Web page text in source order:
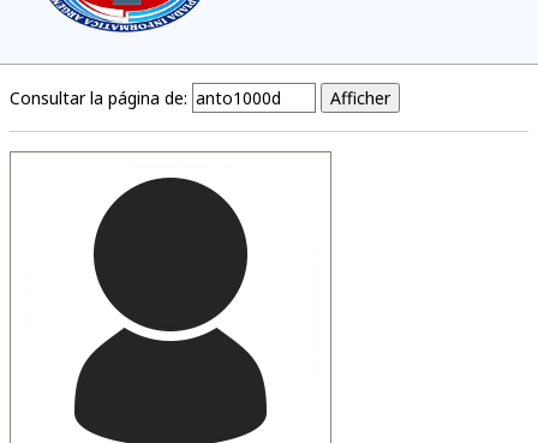
Consultar la página de: